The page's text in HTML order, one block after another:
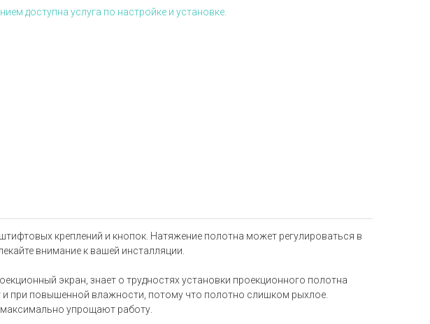
доступна услуга по настройке и установке.
креплений и кнопок. Натяжение полотна может регулироваться в
внимание к вашей инсталляции.
экран, знает о трудностях установки проекционного полотна
при повышенной влажности, потому что полотно слишком рыхлое.
упрощают работу.